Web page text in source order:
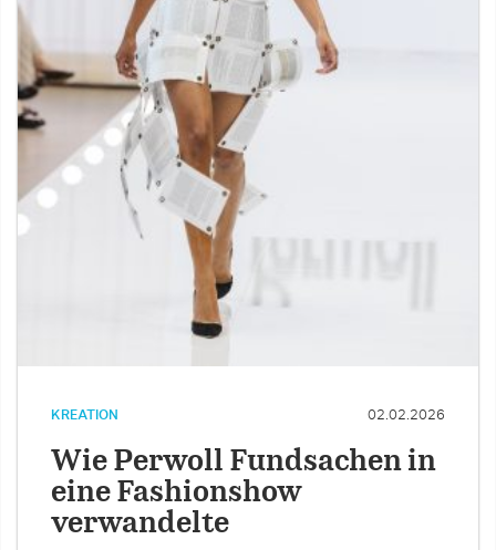
KREATION 02.02.2026
Wie Perwoll Fundsachen in
eine Fashionshow
verwandelte